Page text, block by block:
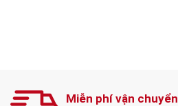
Miễn phí vận chuyển